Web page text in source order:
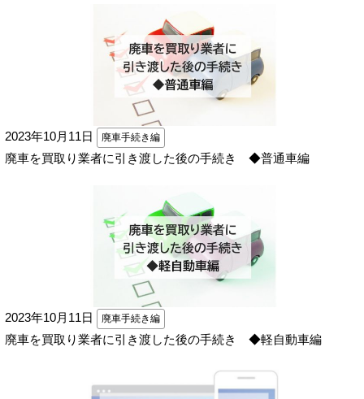
2023年10月11日 廃車手続き編
廃車を買取り業者に引き渡した後の手続き ◆普通車編
2023年10月11日 廃車手続き編
廃車を買取り業者に引き渡した後の手続き ◆軽自動車編